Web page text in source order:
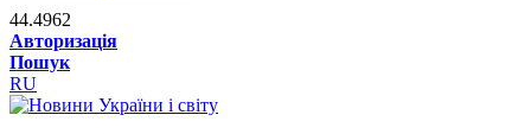
44.4962
Авторизація
Пошук
RU